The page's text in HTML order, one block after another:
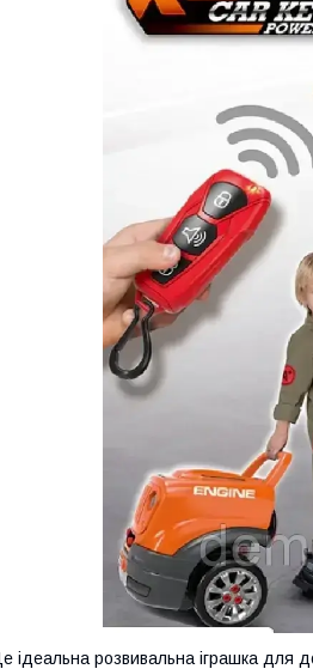
ідеальна розвивальна іграшка для